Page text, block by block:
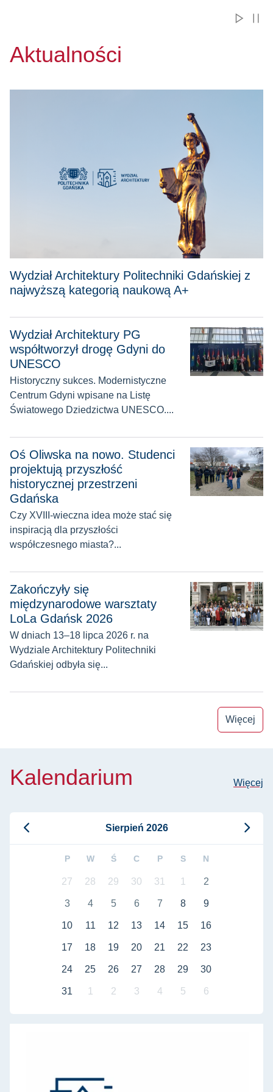
Aktualności
Wydział Architektury Politechniki Gdańskiej z
najwyższą kategorią naukową A+
Wydział Architektury PG współtworzył drogę Gdyni do
Wydział Architektury PG
współtworzył drogę Gdyni do
UNESCO
Historyczny sukces. Modernistyczne
Centrum Gdyni wpisane na Listę
Światowego Dziedzictwa UNESCO....
Oś Oliwska na nowo. Studenci
projektują przyszłość
historycznej przestrzeni
Gdańska
Czy XVIII-wieczna idea może stać się
inspiracją dla przyszłości
współczesnego miasta?...
Zakończyły się
międzynarodowe warsztaty
LoLa Gdańsk 2026
W dniach 13–18 lipca 2026 r. na
Wydziale Architektury Politechniki
Gdańskiej odbyła się...
Więcej
Kalendarium Więcej
Sierpień 2026
P W Ś C P S N
27 28 29 30 31 1 2
3 4 5 6 7 8 9
10 11 12 13 14 15 16
17 18 19 20 21 22 23
24 25 26 27 28 29 30
31 1 2 3 4 5 6